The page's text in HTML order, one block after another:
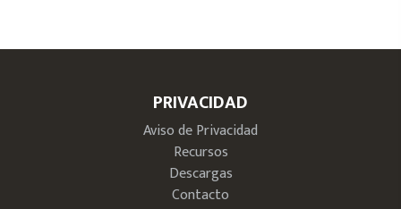
PRIVACIDAD
Aviso de Privacidad
Recursos
Descargas
Contacto